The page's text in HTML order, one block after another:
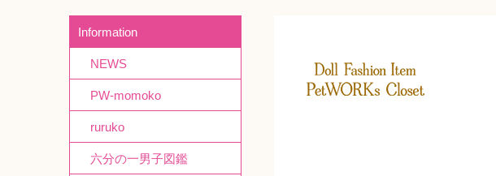
Information
NEWS
PW-momoko
ruruko
六分の一男子図鑑